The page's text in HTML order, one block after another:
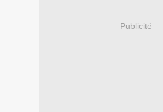
Publicité